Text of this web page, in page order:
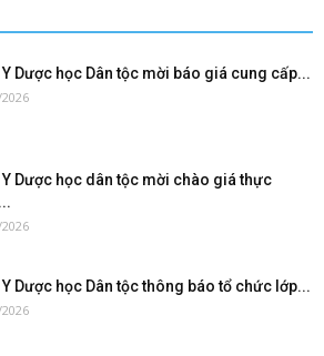
Dược học Dân tộc mời báo giá cung cấp...
Dược học dân tộc mời chào giá thực
Dược học Dân tộc thông báo tổ chức lớp...